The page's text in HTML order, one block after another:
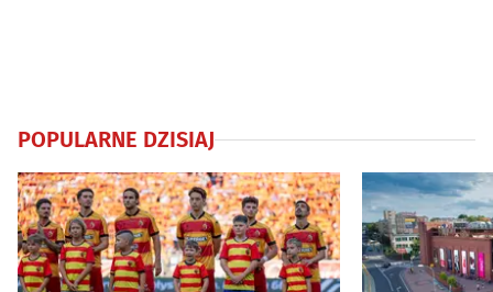
POPULARNE DZISIAJ